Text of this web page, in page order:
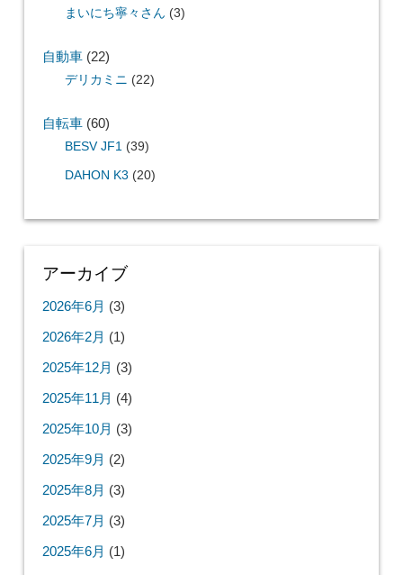
まいにち寧々さん (3)
自動車(22)
デリカミニ (22)
自転車(60)
BESV JF1 (39)
DAHON K3 (20)
アーカイブ
2026年6月 (3)
2026年2月 (1)
2025年12月 (3)
2025年11月 (4)
2025年10月 (3)
2025年9月 (2)
2025年8月 (3)
2025年7月 (3)
2025年6月 (1)